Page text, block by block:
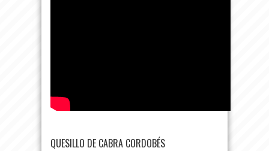
QUESILLO DE CABRA CORDOBÉS